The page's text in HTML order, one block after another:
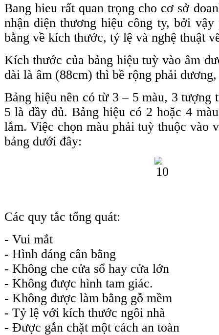
Bang hieu rất quan trọng cho cơ sở
nhận diện thương hiệu công ty, bởi
bằng về kích thước, tỷ lệ và nghệ thuật
Kích thước của bảng hiệu tuỳ vào âm
dài là âm (88cm) thì bề rộng phải
Bảng hiệu nên có từ 3 – 5 màu, 3 tượng
5 là đầy đủ. Bảng hiệu có 2 hoặc 4
lắm. Việc chọn màu phải tuỳ thuộc vào
bảng dưới đây:
Các quy tắc tổng quát:
- Vui mắt
- Hình dáng cân bằng
- Không che cửa sổ hay cửa lớn
- Không được hình tam giác.
- Không được làm bằng gỗ mềm
- Tỷ lệ với kích thước ngôi nhà
- Được gắn chặt một cách an toàn